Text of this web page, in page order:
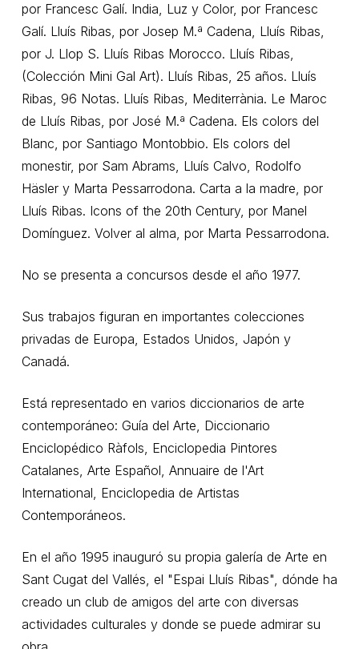
por Francesc Galí. India, Luz y Color, por Francesc
Galí. Lluís Ribas, por Josep M.ª Cadena, Lluís Ribas,
por J. Llop S. Lluís Ribas Morocco. Lluís Ribas,
(Colección Mini Gal Art). Lluís Ribas, 25 años. Lluís
Ribas, 96 Notas. Lluís Ribas, Mediterrània. Le Maroc
de Lluís Ribas, por José M.ª Cadena. Els colors del
Blanc, por Santiago Montobbio. Els colors del
monestir, por Sam Abrams, Lluís Calvo, Rodolfo
Häsler y Marta Pessarrodona. Carta a la madre, por
Lluís Ribas. Icons of the 20th Century, por Manel
Domínguez. Volver al alma, por Marta Pessarrodona.
No se presenta a concursos desde el año 1977.
Sus trabajos figuran en importantes colecciones
privadas de Europa, Estados Unidos, Japón y
Canadá.
Está representado en varios diccionarios de arte
contemporáneo: Guía del Arte, Diccionario
Enciclopédico Ràfols, Enciclopedia Pintores
Catalanes, Arte Español, Annuaire de l'Art
International, Enciclopedia de Artistas
Contemporáneos.
En el año 1995 inauguró su propia galería de Arte en
Sant Cugat del Vallés, el "Espai Lluís Ribas", dónde ha
creado un club de amigos del arte con diversas
actividades culturales y donde se puede admirar su